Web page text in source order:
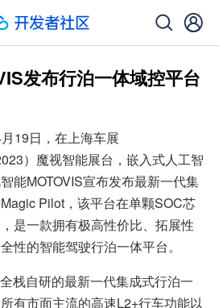
发布行泊一体域控平台
月19日，在上海车展
）魔视智能展台，嵌入式人工智
能MOTOVIS宣布发布最新一代集
Pilot，该平台在单颗SOC芯
是一款拥有极高性价比、拓展性
性的智能驾驶行泊一体平台。
栈自研的最新一代集成式行泊一
有市面主流的高速L2+行车功能以